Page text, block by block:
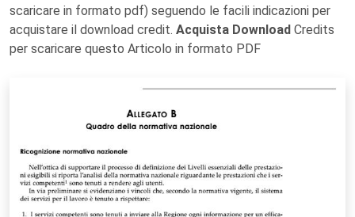
scaricare in formato pdf) seguendo le facili indicazioni per
acquistare il download credit. Acquista Download Credits
per scaricare questo Articolo in formato PDF